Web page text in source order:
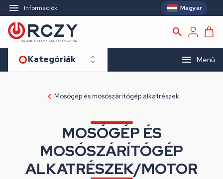
Információk Magyar
Kategóriák Menü
Mosógép és mosószárítógép alkatrészek
MOSÓGÉP ÉS
MOSÓSZÁRÍTÓGÉP
ALKATRÉSZEK/MOTOR